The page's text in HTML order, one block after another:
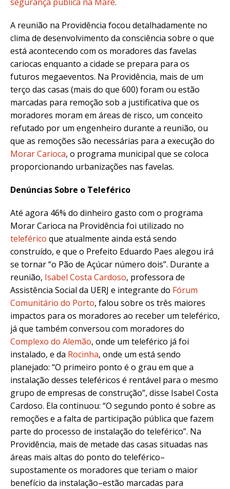
A reunião na Providência focou detalhadamente no
clima de desenvolvimento da consciência sobre o que
está acontecendo com os moradores das favelas
cariocas enquanto a cidade se prepara para os
futuros megaeventos. Na Providência, mais de um
terço das casas (mais do que 600) foram ou estão
marcadas para remoção sob a justificativa que os
moradores moram em áreas de risco, um conceito
refutado por um engenheiro durante a reunião, ou
que as remoções são necessárias para a execução do
Morar Carioca, o programa municipal que se coloca
proporcionando urbanizações nas favelas.
Denúncias Sobre o Teleférico
Até agora 46% do dinheiro gasto com o programa
Morar Carioca na Providência foi utilizado no
teleférico que atualmente ainda está sendo
construído, e que o Prefeito Eduardo Paes alegou irá
se tornar “o Pão de Açúcar número dois”. Durante a
reunião, Isabel Costa Cardoso, professora de
Assistência Social da UERJ e integrante do Fórum
Comunitário do Porto, falou sobre os três maiores
impactos para os moradores ao receber um teleférico,
já que também conversou com moradores do
Complexo do Alemão, onde um teleférico já foi
instalado, e da Rocinha, onde um está sendo
planejado: “O primeiro ponto é o grau em que a
instalação desses teleféricos é rentável para o mesmo
grupo de empresas de construção”, disse Isabel Costa
Cardoso. Ela continuou: “O segundo ponto é sobre as
remoções e a falta de participação pública que fazem
parte do processo de instalação do teleférico”. Na
Providência, mais de metade das casas situadas nas
áreas mais altas do ponto do teleférico–
supostamente os moradores que teriam o maior
benefício da instalação–estão marcadas para